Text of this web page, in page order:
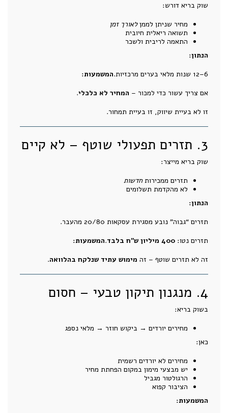
שוק בריא דורש:
מחיר שניתן לממןלאורך זמן
תשואה ריאלית חיובית
התאמה לריבית ולשכר
הנתון:
6–12 שנות מלאי בערים מרכזיות.
המשמעות:
אם צריך עשור כדי למכור – המחיר לא כלכלי.
זו לא בעיית שיווק, זו בעיית תמחור.
3. תזרים תפעולי שוטף – לא קיים
שוק בריא מייצר:
תזרים ממכירותחדשות
לא מהקדמת תשלומים
הנתון:
תזרים “גבוה” נובע מסגירת עסקאות 20/80 מהעבר.
תזרים נטו: 400 מיליון ש״ח בלבד .המשמעות:
זה לא תזרים שוטף – זה מימוש עתיד שנלקח בהלוואה.
4. מנגנון תיקון טבעי – חסום
בשוק בריא:
מחירים יורדים → ביקוש חוזר → מלאי נספג
כאן:
מחירים לא יורדים רשמית
יש מבצעי מימון במקום הפחתת מחיר
הרגולטור מגביל
הציבור קפוא
המשמעות: